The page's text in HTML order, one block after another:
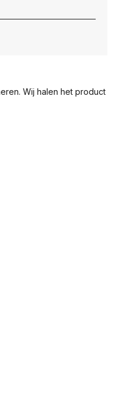
Wij halen het product